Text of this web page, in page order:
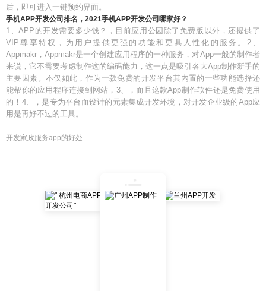
后，即可进入一键预约界面。
手机APP开发公司排名，2021手机APP开发公司哪家好？
1、APP的开发需要多少钱？，目前应用公园除了免费版以外，还提供了
VIP尊享特权，为用户提供更强的功能和更具人性化的服务。2、
Appmakr，Appmakr是一个创建应用程序的一种服务，对App一般的制作者
来说，它不需要考虑制作这的编码能力，这一点是吸引各大App制作新手的
主要因素。不仅如此，作为一款免费的开发平台其内置的一些功能选择还
能帮你的应用程序连接到网站，3、，而且这款App制作软件还是免费使用
的！4、，是专为平台而设计的元素集成开发环境，对开发企业级的App应
用是再好不过的工具。
开发家政服务app的好处